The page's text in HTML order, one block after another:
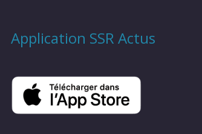
Application SSR Actus